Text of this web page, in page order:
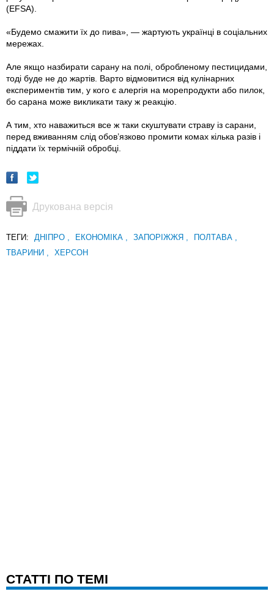
(EFSA).
«Будемо смажити їх до пива», — жартують українці в соціальних
мережах.
Але якщо назбирати сарану на полі, обробленому пестицидами,
тоді буде не до жартів. Варто відмовитися від кулінарних
експериментів тим, у кого є алергія на морепродукти або пилок,
бо сарана може викликати таку ж реакцію.
А тим, хто наважиться все ж таки скуштувати страву із сарани,
перед вживанням слід обов’язково промити комах кілька разів і
піддати їх термічній обробці.
Друкована версія
ТЕГИ: ДНІПРО , ЕКОНОМІКА , ЗАПОРІЖЖЯ , ПОЛТАВА ,
ТВАРИНИ , ХЕРСОН
CТАТТІ ПО ТЕМІ